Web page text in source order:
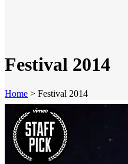
Festival 2014
Home > Festival 2014